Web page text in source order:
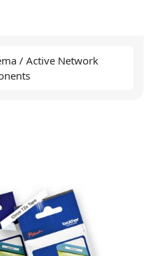
/ Active Network